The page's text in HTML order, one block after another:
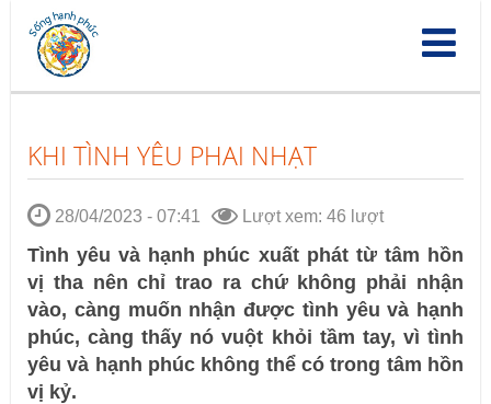
dung
KHI TÌNH YÊU PHAI NHẠT
28/04/2023 - 07:41 Lượt xem: 46 lượt
Tình yêu và hạnh phúc xuất phát từ tâm hồn
vị tha nên chỉ trao ra chứ không phải nhận
vào, càng muốn nhận được tình yêu và hạnh
phúc, càng thấy nó vuột khỏi tầm tay, vì tình
yêu và hạnh phúc không thể có trong tâm hồn
vị kỷ.